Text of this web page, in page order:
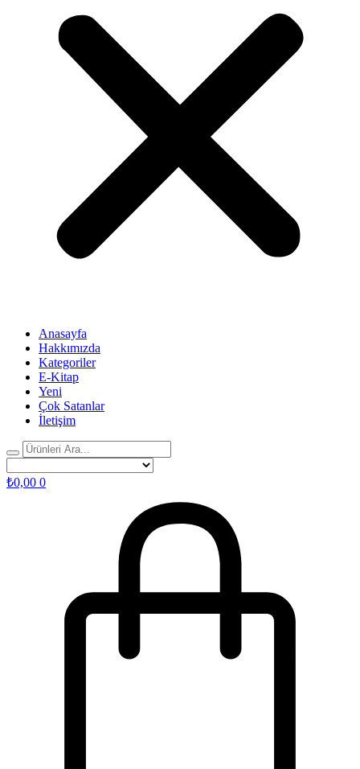
Anasayfa
Hakkımızda
Kategoriler
E-Kitap
Yeni
Çok Satanlar
İletişim
₺0,00 0